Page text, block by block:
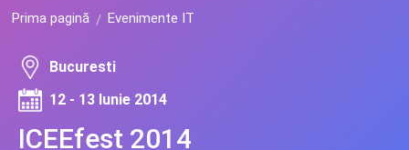
Prima pagină Evenimente IT
ICEEfest 2014
Bucuresti
12 - 13 Iunie 2014